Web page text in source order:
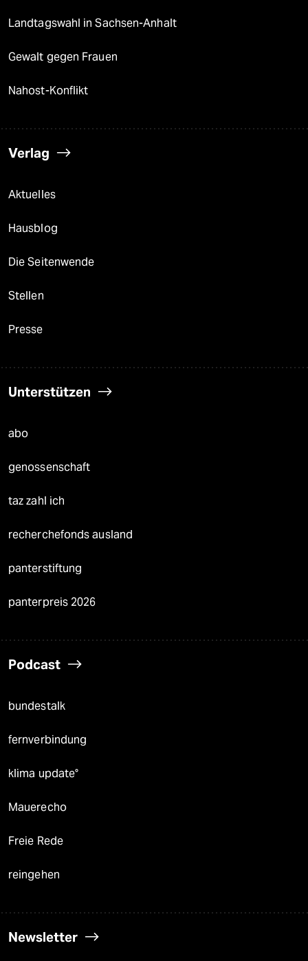
Landtagswahl in Sachsen-Anhalt
Gewalt gegen Frauen
Nahost-Konflikt
Verlag
Aktuelles
Hausblog
Die Seitenwende
Stellen
Presse
Unterstützen
abo
genossenschaft
taz zahl ich
recherchefonds ausland
panterstiftung
panterpreis 2026
Podcast
bundestalk
fernverbindung
klima update°
Mauerecho
Freie Rede
reingehen
Newsletter